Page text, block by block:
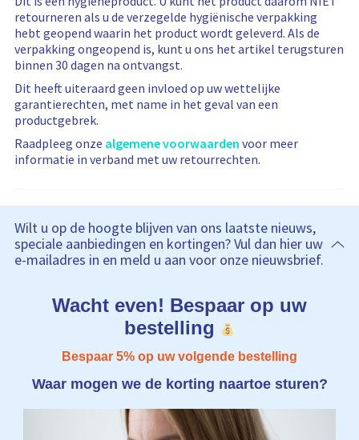
retourneren als u de verzegelde hygiënische verpakking
hebt geopend waarin het product wordt geleverd. Als de
verpakking ongeopend is, kunt u ons het artikel terugsturen
binnen 30 dagen na ontvangst.
Dit heeft uiteraard geen invloed op uw wettelijke
garantierechten, met name in het geval van een
productgebrek.
Raadpleeg onze algemene voorwaarden voor meer
informatie in verband met uw retourrechten.
Wilt u op de hoogte blijven van ons laatste nieuws,
speciale aanbiedingen en kortingen? Vul dan hier uw
e-mailadres in en meld u aan voor onze nieuwsbrief.
Wacht even! Bespaar op uw
bestelling
Bespaar 5% op uw volgende bestelling
Waar mogen we de korting naartoe sturen?